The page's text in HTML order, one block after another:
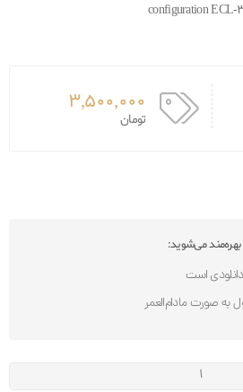
configuration ECL-
3,500,000
تومان
بهره‌مند می‌شوید:
است
صورت مادام‌العمر